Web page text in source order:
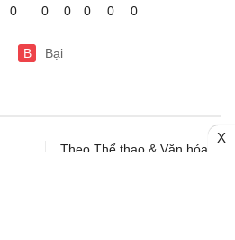
0 0 0 0 0 0
B Bại
Theo Thể thao & Văn hóa
X